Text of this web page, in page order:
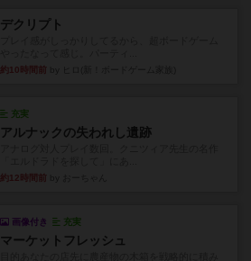
デクリプト
約10時間前
充実
アルナックの失われし遺跡
約12時間前
画像付き 充実
マーケットフレッシュ